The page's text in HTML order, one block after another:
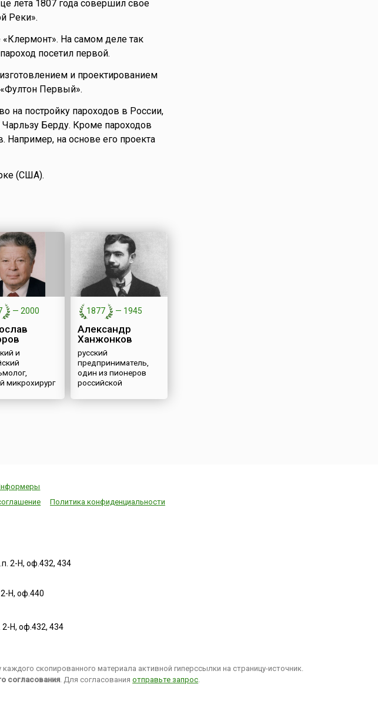
лета 1807 года совершил свое
Реки».
На самом деле так
посетил первой.
и проектированием
Первый».
на постройку пароходов в России,
Берду. Кроме пароходов
Например, на основе его проекта
(США).
— 2000
и
микрохирург
1877 — 1945
Александр
Ханжонков
русский
предприниматель,
один из пионеров
российской
Политика конфиденциальности
2-Н, оф.432, 434
2-Н, оф.440
2-Н, оф.432, 434
скопированного материала активной гиперссылки на страницу-источник.
согласования. Для согласованияотправьте запрос.